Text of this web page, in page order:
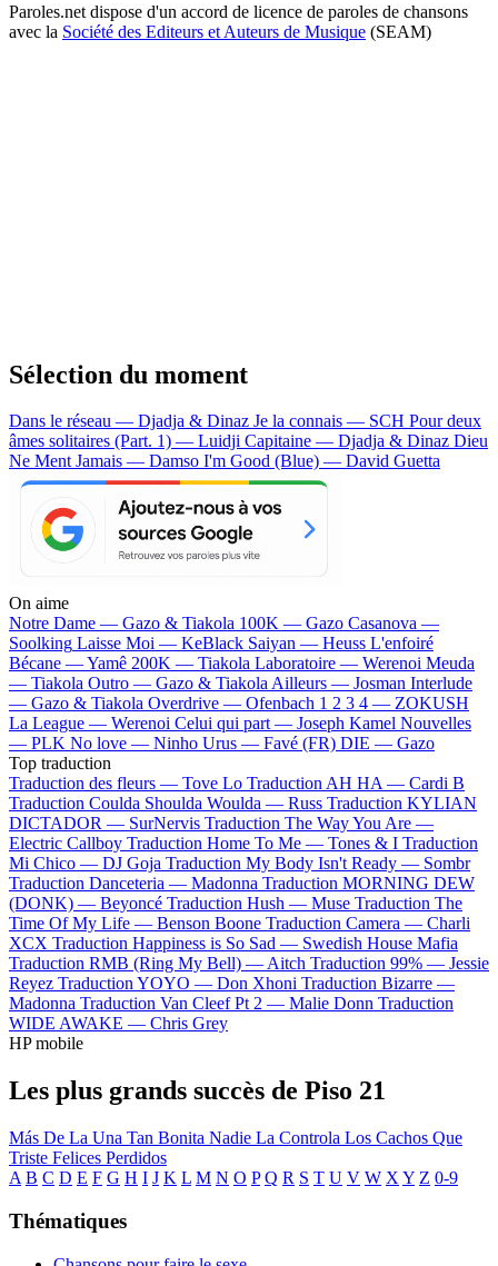
Paroles.net dispose d'un accord de licence de paroles de chansons
avec la Société des Editeurs et Auteurs de Musique (SEAM)
Sélection du moment
Dans le réseau — Djadja & Dinaz Je la connais — SCH Pour deux
âmes solitaires (Part. 1) — Luidji Capitaine — Djadja & Dinaz Dieu
Ne Ment Jamais — Damso I'm Good (Blue) — David Guetta
On aime
Notre Dame — Gazo & Tiakola 100K — Gazo Casanova —
Soolking Laisse Moi — KeBlack Saiyan — Heuss L'enfoiré
Bécane —Yamê 200K — Tiakola Laboratoire — Werenoi Meuda
— Tiakola Outro — Gazo & TiakolaAilleurs — Josman Interlude
— Gazo & Tiakola Overdrive — Ofenbach 1 2 3 4 — ZOKUSH
La League — Werenoi Celui qui part — Joseph Kamel Nouvelles
— PLK No love — Ninho Urus — Favé (FR) DIE — Gazo
Top traduction
Traduction des fleurs — Tove Lo Traduction AH HA — Cardi B
Traduction Coulda Shoulda Woulda — Russ Traduction KYLIAN
DICTADOR — SurNervis Traduction The Way You Are —
Electric Callboy Traduction Home To Me — Tones & I Traduction
Mi Chico — DJ Goja Traduction My Body Isn't Ready — Sombr
Traduction Danceteria — Madonna Traduction MORNING DEW
(DONK) — Beyoncé Traduction Hush — Muse Traduction The
Time Of My Life — Benson Boone Traduction Camera — Charli
XCX Traduction Happiness is So Sad — Swedish House Mafia
Traduction RMB (Ring My Bell) —Aitch Traduction 99% — Jessie
Reyez Traduction YOYO — Don Xhoni Traduction Bizarre —
Madonna Traduction Van Cleef Pt 2 — Malie Donn Traduction
WIDE AWAKE — Chris Grey
HP mobile
Les plus grands succès de Piso 21
Más De La Una Tan Bonita Nadie La Controla Los Cachos Que
Triste Felices Perdidos
A B C D E F G H I J K L M N O P Q R S T U V W X Y Z 0-9
Thématiques